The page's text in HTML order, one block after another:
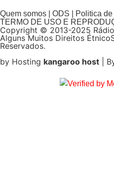
Quem somos | ODS | Politica de
TERMO DE USO E
Copyright © 2013-2025
Alguns Muitos Direitos
Reservados.
by Hosting kangaroo host |